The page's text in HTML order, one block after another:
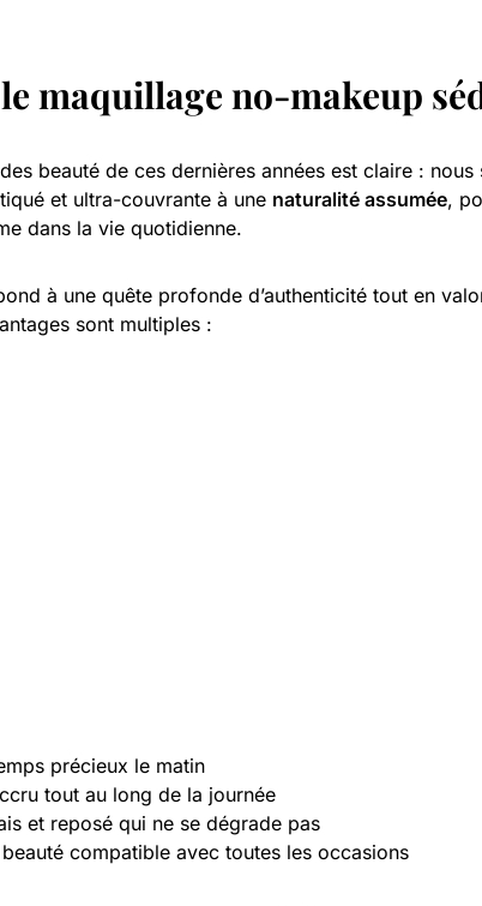
maquillage no-makeup
beauté de ces dernières années est claire :
et ultra-couvrante à une naturalité assumée,
dans la vie quotidienne.
à une quête profonde d’authenticité tout en
sont multiples :
précieux le matin
tout au long de la journée
et reposé qui ne se dégrade pas
compatible avec toutes les occasions